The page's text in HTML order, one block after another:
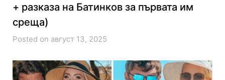
+ разказа на Батинков за първата им
среща)
Posted on август 13, 2025